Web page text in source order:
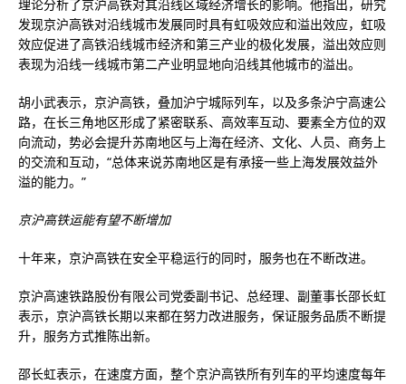
理论分析了京沪高铁对其沿线区域经济增长的影响。他指出，研究
发现京沪高铁对沿线城市发展同时具有虹吸效应和溢出效应，虹吸
效应促进了高铁沿线城市经济和第三产业的极化发展，溢出效应则
表现为沿线一线城市第二产业明显地向沿线其他城市的溢出。
胡小武表示，京沪高铁，叠加沪宁城际列车，以及多条沪宁高速公
路，在长三角地区形成了紧密联系、高效率互动、要素全方位的双
向流动，势必会提升苏南地区与上海在经济、文化、人员、商务上
的交流和互动，“总体来说苏南地区是有承接一些上海发展效益外
溢的能力。”
京沪高铁运能有望不断增加
十年来，京沪高铁在安全平稳运行的同时，服务也在不断改进。
京沪高速铁路股份有限公司党委副书记、总经理、副董事长邵长虹
表示，京沪高铁长期以来都在努力改进服务，保证服务品质不断提
升，服务方式推陈出新。
邵长虹表示，在速度方面，整个京沪高铁所有列车的平均速度每年